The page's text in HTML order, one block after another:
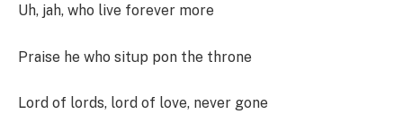
Uh, jah, who live forever more
Praise he who situp pon the throne
Lord of lords, lord of love, never gone